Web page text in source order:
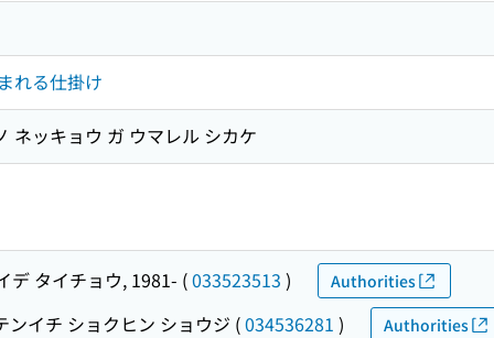
れる仕掛け
ネッキョウ ガ ウマレル シカケ
デ タイチョウ, 1981- (033523513 ) Authorities
ンイチ ショクヒン ショウジ (034536281 ) Authorities